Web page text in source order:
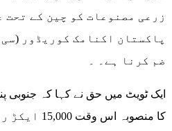
زرعی مصنوعات کو چین کے تحت
پاکستان اکنامک کوریڈور
ضم کرنا ہے۔ ۔
ایک ٹویٹ میں حق نے کہا کہ
کا منصوبہ اس وقت 15,000 ایکڑ رقبے پر پھیلا ہوا ہے۔